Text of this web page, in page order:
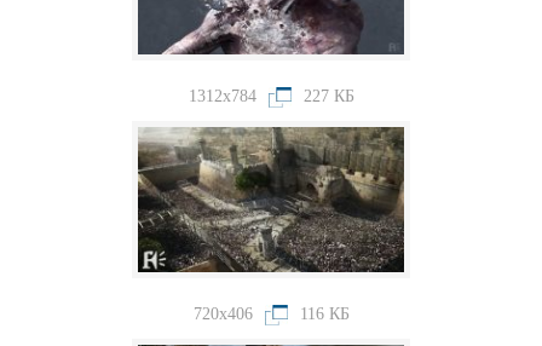
1312x784 227 КБ
720x406 116 КБ